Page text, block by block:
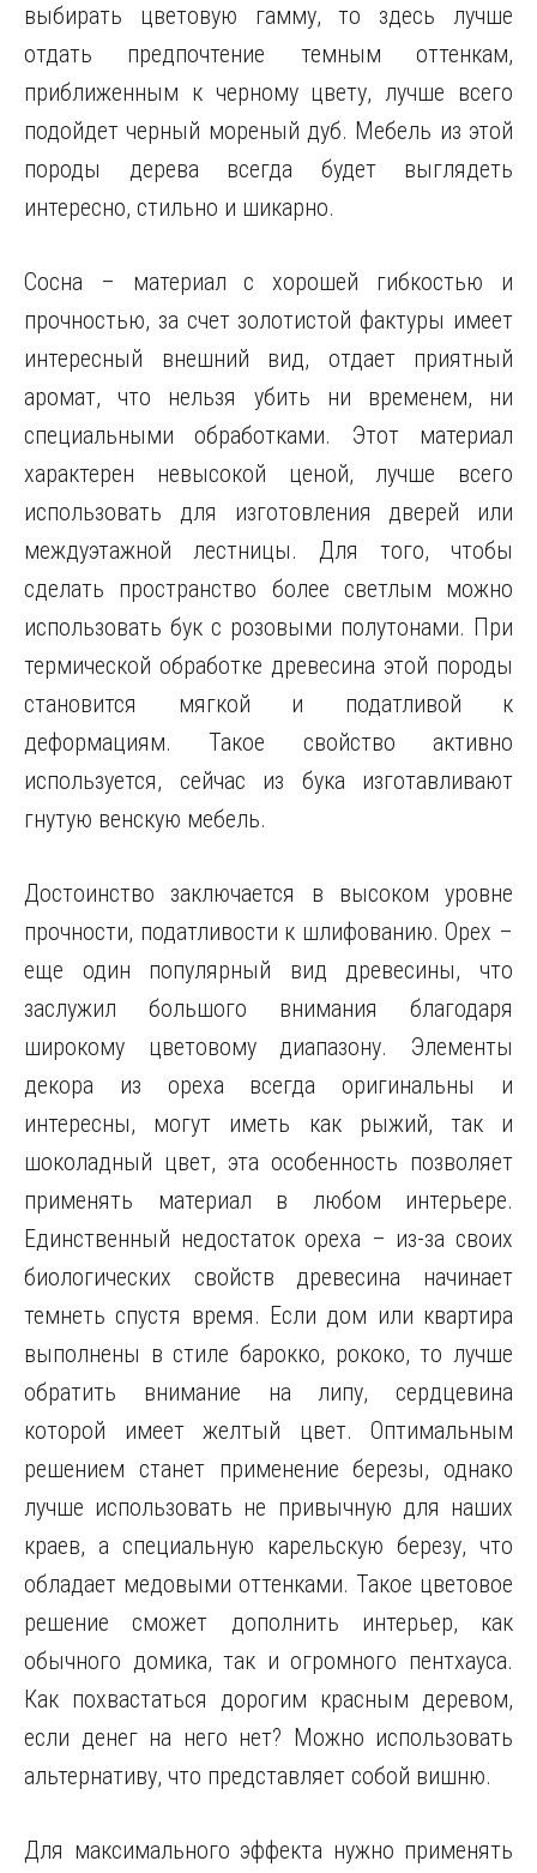
выбирать цветовую гамму, то здесь лучше
отдать предпочтение темным оттенкам,
приближенным к черному цвету, лучше всего
подойдет черный мореный дуб. Мебель из этой
породы дерева всегда будет выглядеть
интересно, стильно и шикарно.
Сосна – материал с хорошей гибкостью и
прочностью, за счет золотистой фактуры имеет
интересный внешний вид, отдает приятный
аромат, что нельзя убить ни временем, ни
специальными обработками. Этот материал
характерен невысокой ценой, лучше всего
использовать для изготовления дверей или
междуэтажной лестницы. Для того, чтобы
сделать пространство более светлым можно
использовать бук с розовыми полутонами. При
термической обработке древесина этой породы
становится мягкой и податливой к
деформациям. Такое свойство активно
используется, сейчас из бука изготавливают
гнутую венскую мебель.
Достоинство заключается в высоком уровне
прочности, податливости к шлифованию. Орех –
еще один популярный вид древесины, что
заслужил большого внимания благодаря
широкому цветовому диапазону. Элементы
декора из ореха всегда оригинальны и
интересны, могут иметь как рыжий, так и
шоколадный цвет, эта особенность позволяет
применять материал в любом интерьере.
Единственный недостаток ореха – из-за своих
биологических свойств древесина начинает
темнеть спустя время. Если дом или квартира
выполнены в стиле барокко, рококо, то лучше
обратить внимание на липу, сердцевина
которой имеет желтый цвет. Оптимальным
решением станет применение березы, однако
лучше использовать не привычную для наших
краев, а специальную карельскую березу, что
обладает медовыми оттенками. Такое цветовое
решение сможет дополнить интерьер, как
обычного домика, так и огромного пентхауса.
Как похвастаться дорогим красным деревом,
если денег на него нет? Можно использовать
альтернативу, что представляет собой вишню.
Для максимального эффекта нужно применять